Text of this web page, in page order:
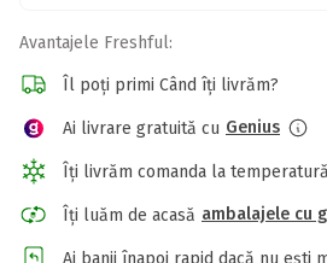
Avantajele Freshful:
Îl poți primi Când îți livrăm?
Ai livrare gratuită cu Genius
Îți livrăm comanda la
Îți luăm de acasă ambalajele cu
Ai banii înapoi rapid dacă nu ești